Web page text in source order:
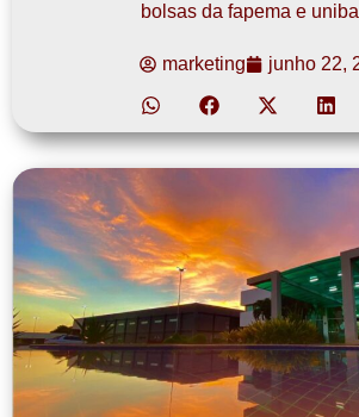
bolsas da fapema e
marketing junho 22,